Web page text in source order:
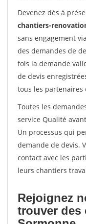
Devenez dès à
chantiers-
sans engagement
des demandes de
fois la demande
de devis
tous les partenaires
Toutes les
service Qualité
Un processus qui
demande de devis.
contact avec les
leurs chantiers
Rejoignez
trouver des